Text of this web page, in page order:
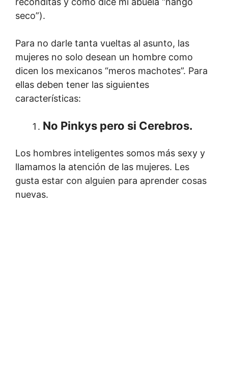
seco”).
Para no darle tanta vueltas al asunto, las
mujeres no solo desean un hombre como
dicen los mexicanos “meros machotes”. Para
ellas deben tener las siguientes
características:
No Pinkys pero si Cerebros.
Los hombres inteligentes somos más sexy y
llamamos la atención de las mujeres. Les
gusta estar con alguien para aprender cosas
nuevas.